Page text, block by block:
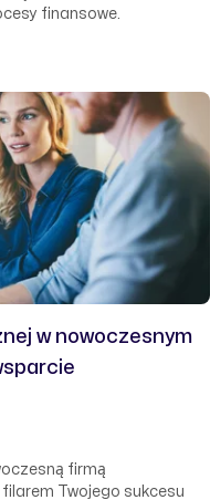
finansowe.
w nowoczesnym
firmą
Twojego sukcesu